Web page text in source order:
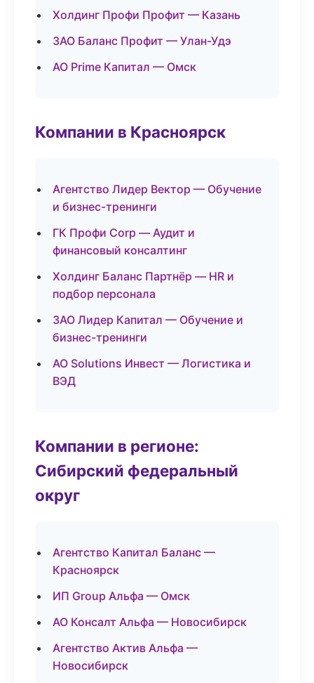
Холдинг Профи Профит — Казань
ЗАО Баланс Профит — Улан-Удэ
АО Prime Капитал — Омск
Компании в Красноярск
Агентство Лидер Вектор — Обучение
и бизнес-тренинги
ГК Профи Corp — Аудит и
финансовый консалтинг
Холдинг Баланс Партнёр — HR и
подбор персонала
ЗАО Лидер Капитал — Обучение и
бизнес-тренинги
АО Solutions Инвест — Логистика и
ВЭД
Компании в регионе:
Сибирский федеральный
округ
Агентство Капитал Баланс —
Красноярск
ИП Group Альфа — Омск
АО Консалт Альфа — Новосибирск
Агентство Актив Альфа —
Новосибирск